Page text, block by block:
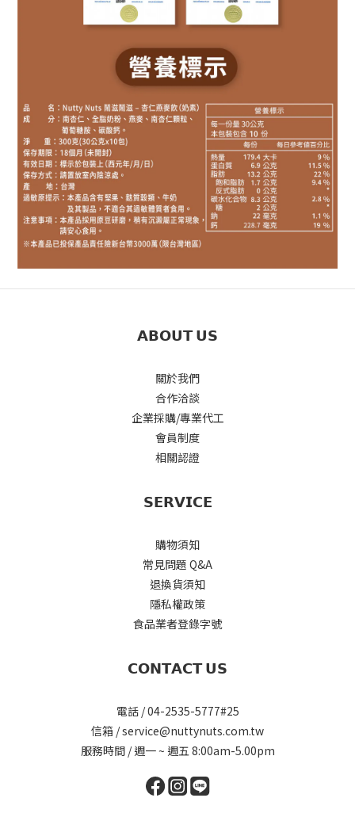
𝗔𝗕𝗢𝗨𝗧 𝗨𝗦
關於我們
合作洽談
企業採購/專業代工
會員制度
相關認證
𝗦𝗘𝗥𝗩𝗜𝗖𝗘
購物須知
常見問題 Q&A
退換貨須知
隱私權政策
食品業者登錄字號
𝗖𝗢𝗡𝗧𝗔𝗖𝗧 𝗨𝗦
電話 / 04-2535-5777#25
信箱 / service@nuttynuts.com.tw
服務時間 / 週一 ~ 週五 8:00am-5.00pm